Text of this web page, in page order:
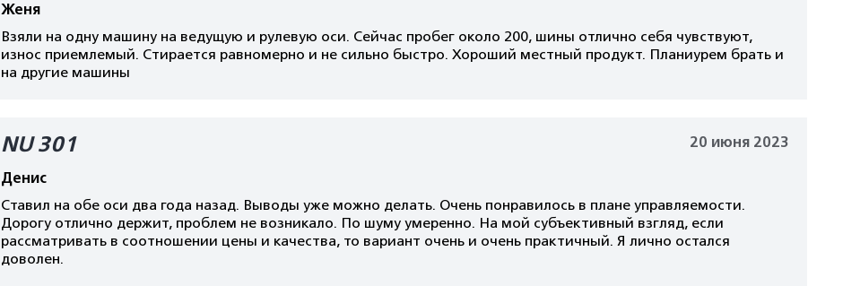
Женя
Взяли на одну машину на ведущую и рулевую оси. Сейчас пробег около 200, шины отлично себя чувствуют,
износ приемлемый. Стирается равномерно и не сильно быстро. Хороший местный продукт. Планиурем брать и
на другие машины
NU 301
Денис
20 июня 2023
Ставил на обе оси два года назад. Выводы уже можно делать. Очень понравилось в плане управляемости.
Дорогу отлично держит, проблем не возникало. По шуму умеренно. На мой субъективный взгляд, если
рассматривать в соотношении цены и качества, то вариант очень и очень практичный. Я лично остался
доволен.